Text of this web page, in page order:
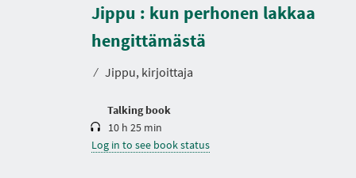
Jippu : kun perhonen lakkaa
hengittämästä
⁄ Jippu, kirjoittaja
Talking book
D
u
r
a
i
10 h 25 min
Log in to see book status